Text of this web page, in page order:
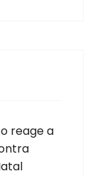
reage a